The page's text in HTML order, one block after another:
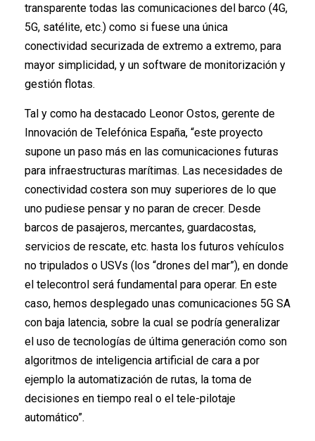
transparente todas las comunicaciones del barco (4G,
5G, satélite, etc.) como si fuese una única
conectividad securizada de extremo a extremo, para
mayor simplicidad, y un software de monitorización y
gestión flotas.
Tal y como ha destacado Leonor Ostos, gerente de
Innovación de Telefónica España, “este proyecto
supone un paso más en las comunicaciones futuras
para infraestructuras marítimas. Las necesidades de
conectividad costera son muy superiores de lo que
uno pudiese pensar y no paran de crecer. Desde
barcos de pasajeros, mercantes, guardacostas,
servicios de rescate, etc. hasta los futuros vehículos
no tripulados o USVs (los “drones del mar”), en donde
el telecontrol será fundamental para operar. En este
caso, hemos desplegado unas comunicaciones 5G SA
con baja latencia, sobre la cual se podría generalizar
el uso de tecnologías de última generación como son
algoritmos de inteligencia artificial de cara a por
ejemplo la automatización de rutas, la toma de
decisiones en tiempo real o el tele-pilotaje
automático”.